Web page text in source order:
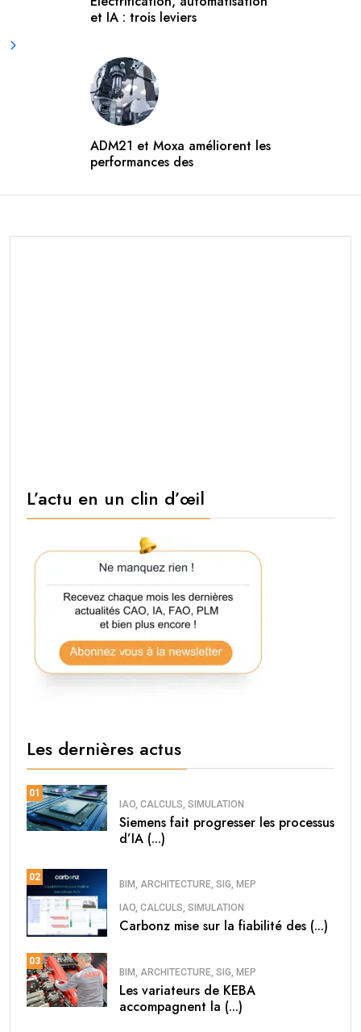
et IA : trois leviers
ADM21 et Moxa améliorent les
performances des
L’actu en un clin d’œil
Les dernières actus
01
IAO, CALCULS, SIMULATION
Siemens fait progresser les processus
d’IA (...)
02
BIM, ARCHITECTURE, SIG, MEP
IAO, CALCULS, SIMULATION
Carbonz mise sur la fiabilité des (...)
03
BIM, ARCHITECTURE, SIG, MEP
Les variateurs de KEBA
accompagnent la (...)